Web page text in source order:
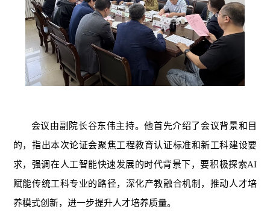
会议由副院长谷东伟主持。他首先介绍了会议背景和目
的，指出本次论证会聚焦工程教育认证标准和新工科建设要
求，强调在人工智能快速发展的时代背景下，要积极探索AI
赋能传统工科专业的路径，深化产教融合机制，推动人才培
养模式创新，进一步提升人才培养质量。